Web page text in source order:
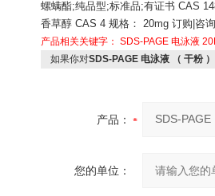
螺螨酯;纯品型;标准品;有证书 CAS
香草醇 CAS 4 规格： 20mg 订购|咨询
产品相关关键字： SDS-PAGE 电泳液
如果你对SDS-PAGE 电泳液 （ 干粉
产品：
您的单位：